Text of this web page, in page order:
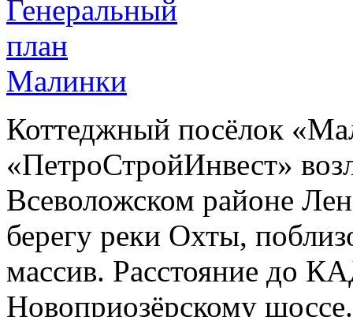
Коттеджный посёлок
«ПетроСтройИнвест»
Всеволожском районе
берегу реки Охты,
массив. Расстояние до
Новоприозёрскому